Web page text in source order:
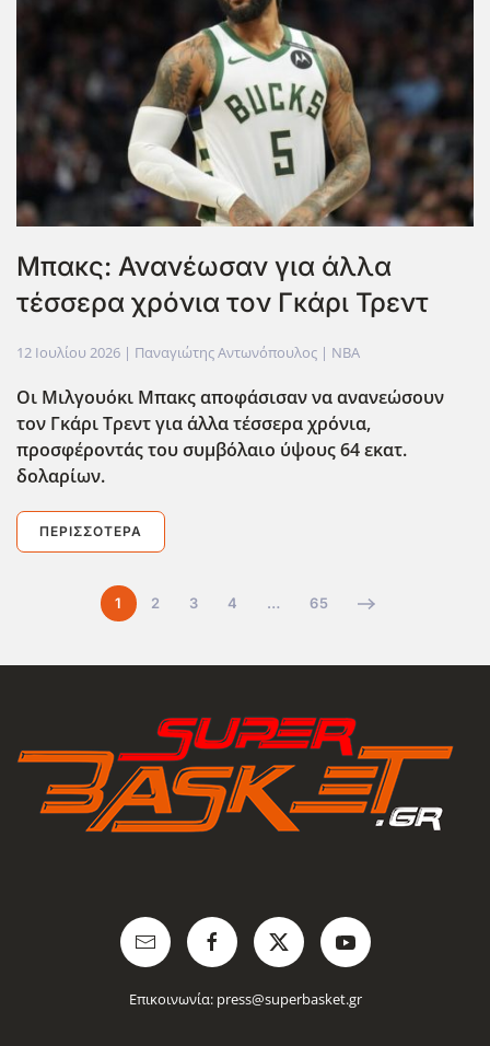
Μπακς: Ανανέωσαν για άλλα
τέσσερα χρόνια τον Γκάρι Τρεντ
12 Ιουλίου 2026 | Παναγιώτης Αντωνόπουλος | NBA
Οι Μιλγουόκι Μπακς αποφάσισαν να ανανεώσουν
τον Γκάρι Τρεντ για άλλα τέσσερα χρόνια,
προσφέροντάς του συμβόλαιο ύψους 64 εκατ.
δολαρίων.
ΠΕΡΙΣΣΌΤΕΡΑ
1 2 3 4 … 65
Επικοινωνία: press@superbasket.gr